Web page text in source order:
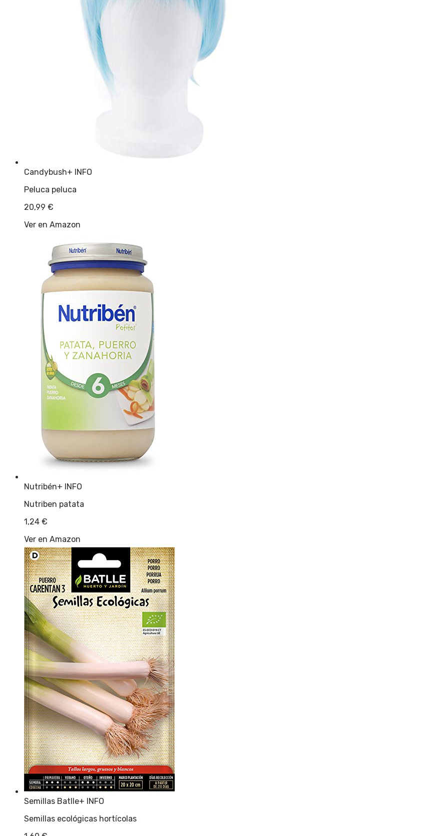
Candybush+ INFO
Peluca peluca
20,99 €
Ver en Amazon
Nutribén+ INFO
Nutriben patata
1,24 €
Ver en Amazon
Semillas Batlle+ INFO
Semillas ecológicas hortícolas